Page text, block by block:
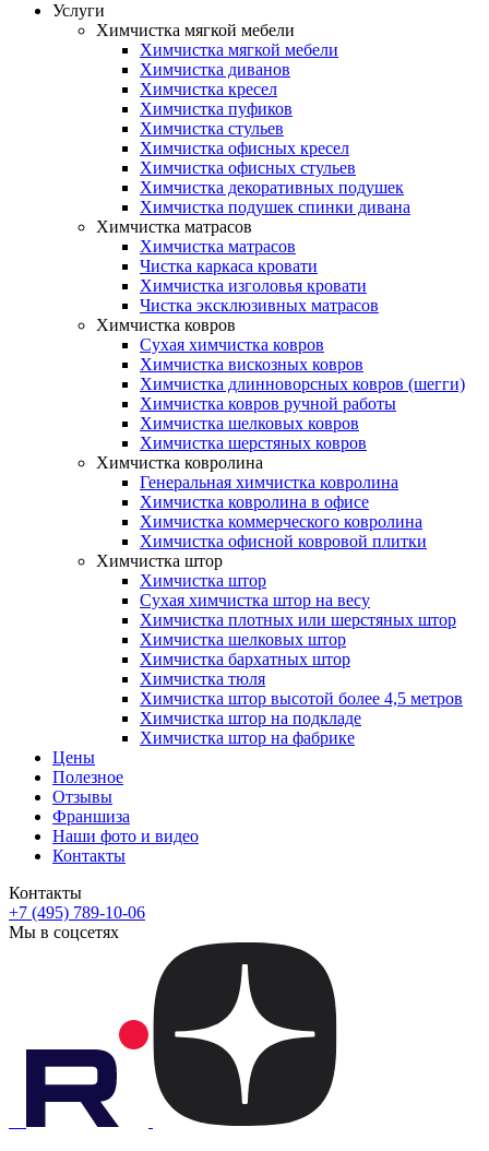
Услуги
Химчистка мягкой мебели
Химчистка мягкой мебели
Химчистка диванов
Химчистка кресел
Химчистка пуфиков
Химчистка стульев
Химчистка офисных кресел
Химчистка офисных стульев
Химчистка декоративных подушек
Химчистка подушек спинки дивана
Химчистка матрасов
Химчистка матрасов
Чистка каркаса кровати
Химчистка изголовья кровати
Чистка эксклюзивных матрасов
Химчистка ковров
Сухая химчистка ковров
Химчистка вискозных ковров
Химчистка длинноворсных ковров (шегги)
Химчистка ковров ручной работы
Химчистка шелковых ковров
Химчистка шерстяных ковров
Химчистка ковролина
Генеральная химчистка ковролина
Химчистка ковролина в офисе
Химчистка коммерческого ковролина
Химчистка офисной ковровой плитки
Химчистка штор
Химчистка штор
Сухая химчистка штор на весу
Химчистка плотных или шерстяных штор
Химчистка шелковых штор
Химчистка бархатных штор
Химчистка тюля
Химчистка штор высотой более 4,5 метров
Химчистка штор на подкладе
Химчистка штор на фабрике
Цены
Полезное
Отзывы
Франшиза
Наши фото и видео
Контакты
Контакты
+7 (495) 789-10-06
Мы в соцсетях